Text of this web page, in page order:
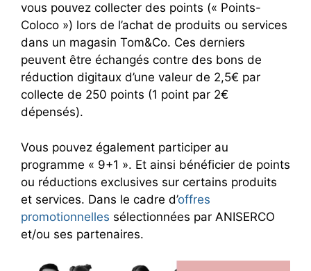
vous pouvez collecter des points (« Points-
Coloco ») lors de l’achat de produits ou services
dans un magasin Tom&Co. Ces derniers
peuvent être échangés contre des bons de
réduction digitaux d’une valeur de 2,5€ par
collecte de 250 points (1 point par 2€
dépensés).
Vous pouvez également participer au
programme « 9+1 ». Et ainsi bénéficier de points
ou réductions exclusives sur certains produits
et services. Dans le cadre d’offres
promotionnelles sélectionnées par ANISERCO
et/ou ses partenaires.